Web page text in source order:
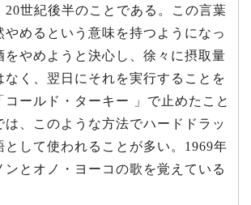
20世紀後半のことである。この言葉
やめるという意味を持つようになっ
をやめようと決心し、徐々に摂取量
なく、翌日にそれを実行することを
コールド・ターキー 」で止めたこと
は、このような方法でハードドラッ
として使われることが多い。1969年
ンとオノ・ヨーコの歌を覚えている